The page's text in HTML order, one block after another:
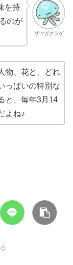
ザツガクラゲ
を持
のが
物、花と、どれ
っぱいの特別な
と、毎年3月14
よね♪